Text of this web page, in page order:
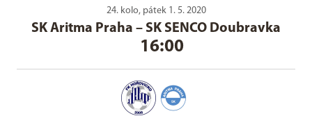
24. kolo, pátek 1. 5. 2020
SK Aritma Praha – SK SENCO Doubravka
16:00